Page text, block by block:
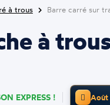
à trous Barre carré sur
à
EXPRESS ! Août